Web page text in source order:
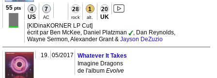
55 pts 4
US
7
AC
28
rock
1
alt.
20
UK
[KIDinaKORNER LP Cut]
écrit par Ben McKee, Daniel Platzman
, Dan Reynolds,
Wayne Sermon, Alexander Grant & Jayson DeZuzio
19. 05/2017
Whatever It Takes
Imagine Dragons
de l'album Evolve